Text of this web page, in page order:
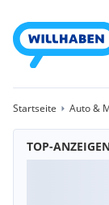
Startseite Auto &
TOP-